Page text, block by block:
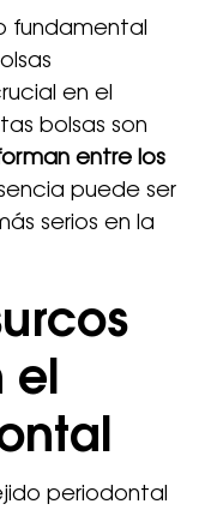
fundamental
en el
bolsas son
entre los
puede ser
serios en la
el
periodontal